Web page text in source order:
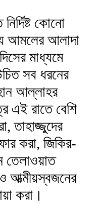
কোনো
আমলের আলাদা
মাধ্যমে
সব ধরনের
আল্লাহর
এই রাতে বেশি
তাহাজ্জুদের
করা, জিকির-
আত্মীয়স্বজনের
করা।